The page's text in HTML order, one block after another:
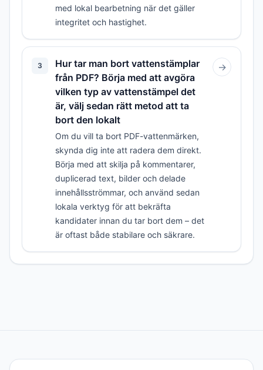
med lokal bearbetning när det gäller
integritet och hastighet.
3
Hur tar man bort vattenstämplar
från PDF? Börja med att avgöra
vilken typ av vattenstämpel det
är, välj sedan rätt metod att ta
bort den lokalt
Om du vill ta bort PDF-vattenmärken,
skynda dig inte att radera dem direkt.
Börja med att skilja på kommentarer,
duplicerad text, bilder och delade
innehållsströmmar, och använd sedan
lokala verktyg för att bekräfta
kandidater innan du tar bort dem – det
är oftast både stabilare och säkrare.
→